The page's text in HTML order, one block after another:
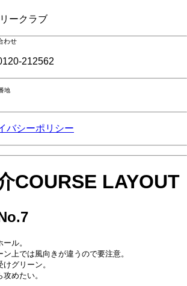
わせ
212562
地
バシーポリシー
COURSE LAYOUT
ル。
上では風向きが違うので要注意。
グリーン。
めたい。